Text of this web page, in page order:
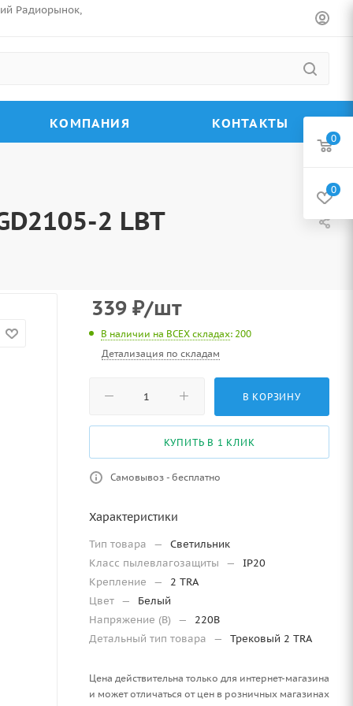
Радиорынок,
КОМПАНИЯ КОНТАКТЫ
2 LBT
339 ₽/шт
В наличии на ВСЕХ складах: 200
Детализация по складам
В КОРЗИНУ
КУПИТЬ В 1 КЛИК
Самовывоз - бесплатно
Характеристики
Тип товара —
Светильник
Класс пылевлагозащиты
—
IP20
Крепление
—
2 TRA
Цвет —
Белый
Напряжение (В)
—
220В
Детальный тип товара
— Трековый 2 TRA
Цена действительна только для интернет-магазина
и может отличаться от цен в розничных магазинах
0
0